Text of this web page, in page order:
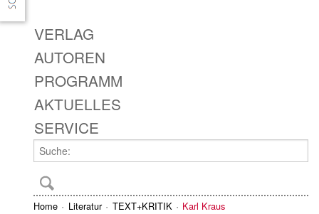
VERLAG
AUTOREN
PROGRAMM
AKTUELLES
SERVICE
Home Literatur TEXT+KRITIK Karl Kraus